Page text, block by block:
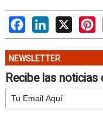
FacebookLinkedIn
X
NEWSLETTER
Recibe las